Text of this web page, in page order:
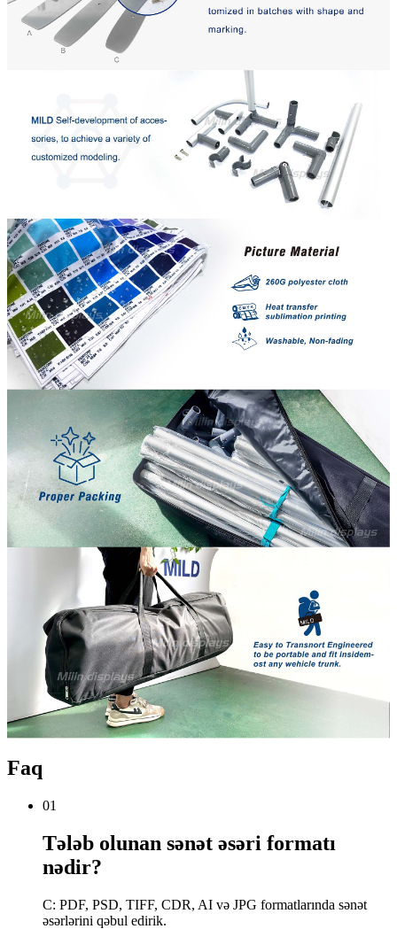
Faq
01
Tələb olunan sənət əsəri formatı
nədir?
C: PDF, PSD, TIFF, CDR, AI və JPG formatlarında sənət
əsərlərini qəbul edirik.